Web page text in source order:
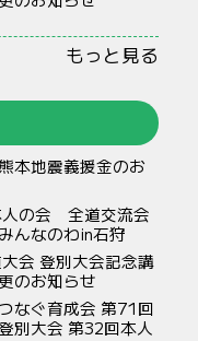
もっと見る
本地震義援金のお
の会 全道交流会
んなのわin石狩
会 登別大会記念講
のお知らせ
なぐ育成会 第71回
別大会 第32回本人